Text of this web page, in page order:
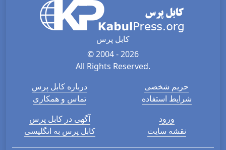
کابل پرس
© 2004 - 2026
All Rights Reserved.
درباره کابل پرس
تماس و همکاری
حریم شخصی
شرایط استفاده
آگهی در کابل پرس
کابل پرس به انگلیسی
ورود
نقشه سایت